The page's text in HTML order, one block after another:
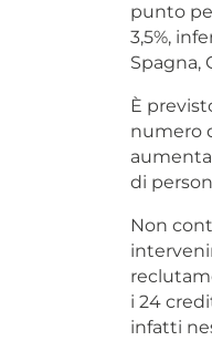
punto
3,5%,
Spagna,
È
numero
di
Non
i 24
infatti